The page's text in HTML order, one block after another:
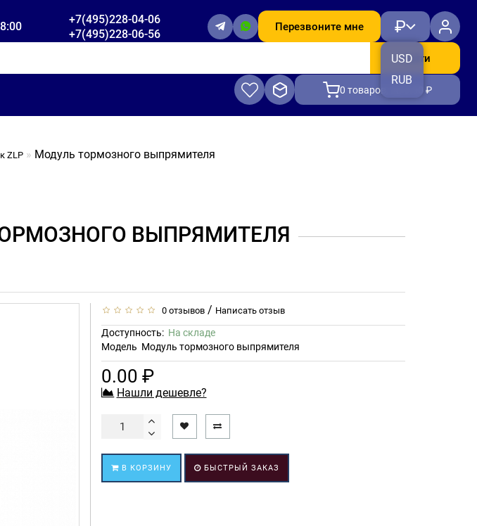
+7(495)228-04-06
+7(495)228-06-56
Перезвоните мне ₽
USD
RUB
Найти
0 товаров, на 0.00 ₽
ZLP Модуль тормозного выпрямителя
ВЫПРЯМИТЕЛЯ
0 отзывов / Написать отзыв
Доступность: На складе
Модель Модуль тормозного выпрямителя
0.00 ₽
Нашли дешевле?
В КОРЗИНУ БЫСТРЫЙ ЗАКАЗ